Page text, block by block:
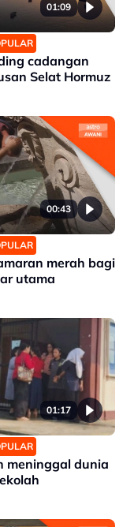
01:09
cadangan
Selat Hormuz
00:43
merah bagi
utama
01:17
meninggal dunia